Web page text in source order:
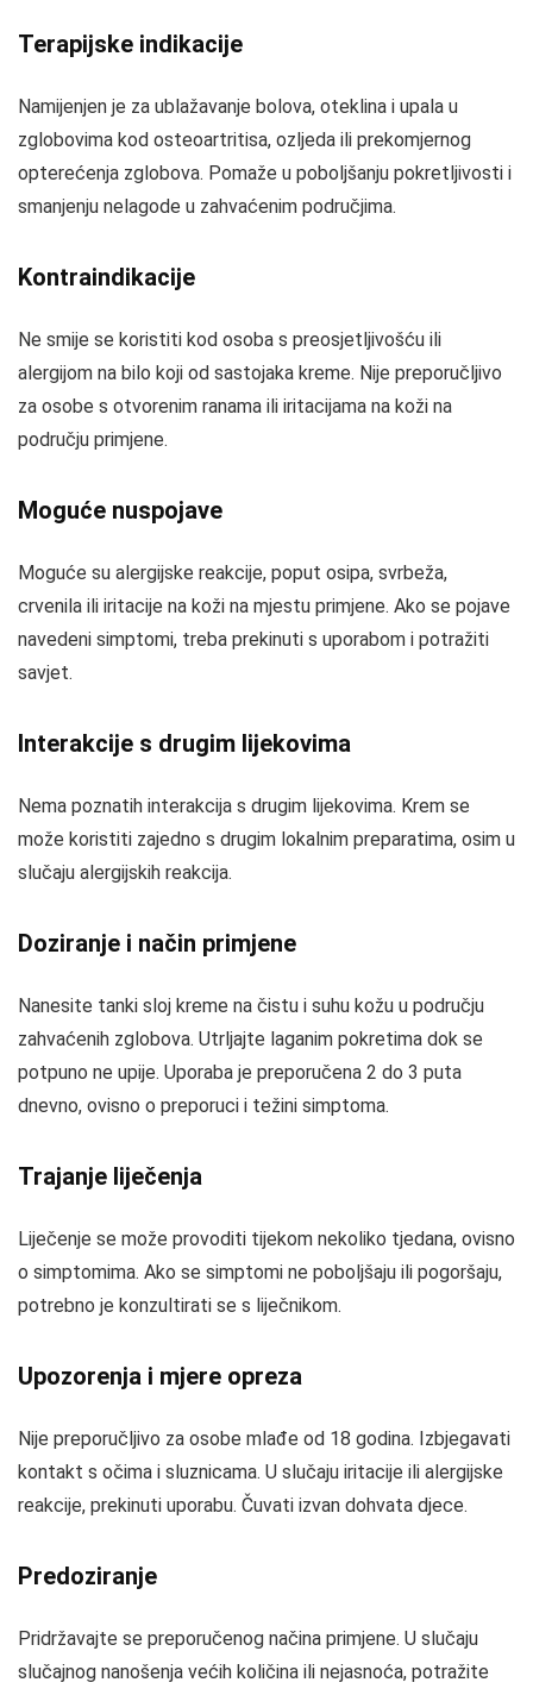
Terapijske indikacije
Namijenjen je za ublažavanje bolova, oteklina i upala u
zglobovima kod osteoartritisa, ozljeda ili prekomjernog
opterećenja zglobova. Pomaže u poboljšanju pokretljivosti i
smanjenju nelagode u zahvaćenim područjima.
Kontraindikacije
Ne smije se koristiti kod osoba s preosjetljivošću ili
alergijom na bilo koji od sastojaka kreme. Nije preporučljivo
za osobe s otvorenim ranama ili iritacijama na koži na
području primjene.
Moguće nuspojave
Moguće su alergijske reakcije, poput osipa, svrbeža,
crvenila ili iritacije na koži na mjestu primjene. Ako se pojave
navedeni simptomi, treba prekinuti s uporabom i potražiti
savjet.
Interakcije s drugim lijekovima
Nema poznatih interakcija s drugim lijekovima. Krem se
može koristiti zajedno s drugim lokalnim preparatima, osim u
slučaju alergijskih reakcija.
Doziranje i način primjene
Nanesite tanki sloj kreme na čistu i suhu kožu u području
zahvaćenih zglobova. Utrljajte laganim pokretima dok se
potpuno ne upije. Uporaba je preporučena 2 do 3 puta
dnevno, ovisno o preporuci i težini simptoma.
Trajanje liječenja
Liječenje se može provoditi tijekom nekoliko tjedana, ovisno
o simptomima. Ako se simptomi ne poboljšaju ili pogoršaju,
potrebno je konzultirati se s liječnikom.
Upozorenja i mjere opreza
Nije preporučljivo za osobe mlađe od 18 godina. Izbjegavati
kontakt s očima i sluznicama. U slučaju iritacije ili alergijske
reakcije, prekinuti uporabu. Čuvati izvan dohvata djece.
Predoziranje
Pridržavajte se preporučenog načina primjene. U slučaju
slučajnog nanošenja većih količina ili nejasnoća, potražite